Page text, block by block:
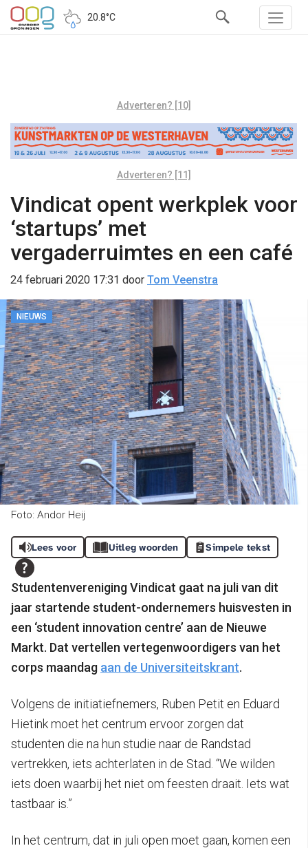
20.8°C
Adverteren? [10]
Adverteren? [11]
Vindicat opent werkplek voor
‘startups’ met
vergaderruimtes en een café
24 februari 2020 17:31 door Tom Veenstra
NIEUWS
Foto: Andor Heij
Lees voor Uitleg woorden Simpele tekst
Studentenvereniging Vindicat gaat na juli van dit
jaar startende student-ondernemers huisvesten in
een ‘student innovation centre’ aan de Nieuwe
Markt. Dat vertellen vertegenwoordigers van het
corps maandag aan de Universiteitskrant.
Volgens de initiatiefnemers, Ruben Petit en Eduard
Hietink moet het centrum ervoor zorgen dat
studenten die na hun studie naar de Randstad
vertrekken, iets achterlaten in de Stad. “We wilden
iets doen waarbij het niet om feesten draait. Iets wat
tastbaar is.”
In het centrum, dat in juli open moet gaan, komen een